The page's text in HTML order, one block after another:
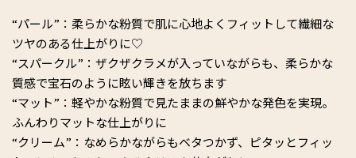
“パール”：柔らかな粉質で肌に心地よくフィットして繊細な
ツヤのある仕上がりに♡
“スパークル”：ザクザクラメが入っていながらも、柔らかな
質感で宝石のように眩い輝きを放ちます
“マット”：軽やかな粉質で見たままの鮮やかな発色を実現。
ふんわりマットな仕上がりに
“クリーム”：なめらかながらもベタつかず、ピタッとフィッ